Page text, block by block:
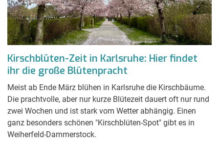
Kirschblüten-Zeit in Karlsruhe: Hier findet
ihr die große Blütenpracht
Meist ab Ende März blühen in Karlsruhe die Kirschbäume.
Die prachtvolle, aber nur kurze Blütezeit dauert oft nur rund
zwei Wochen und ist stark vom Wetter abhängig. Einen
ganz besonders schönen "Kirschblüten-Spot" gibt es in
Weiherfeld-Dammerstock.